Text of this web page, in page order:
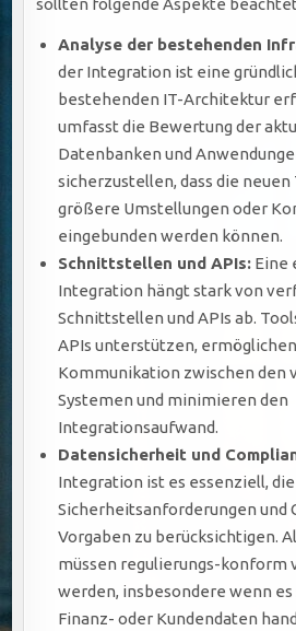
Analyse der bestehenden
der Integration ist eine
bestehenden IT-Architektur
umfasst die Bewertung der
Datenbanken und
sicherzustellen, dass die neuen
größere Umstellungen oder
eingebunden werden können.
Schnittstellen und APIs: Eine
Integration hängt stark von
Schnittstellen und APIs ab.
APIs unterstützen,
Kommunikation zwischen den
Systemen und minimieren den
Integrationsaufwand.
Datensicherheit und
Integration ist es essenziell, die
Sicherheitsanforderungen und
Vorgaben zu berücksichtigen.
müssen regulierungs-konform
werden, insbesondere wenn es
Finanz- oder Kundendaten